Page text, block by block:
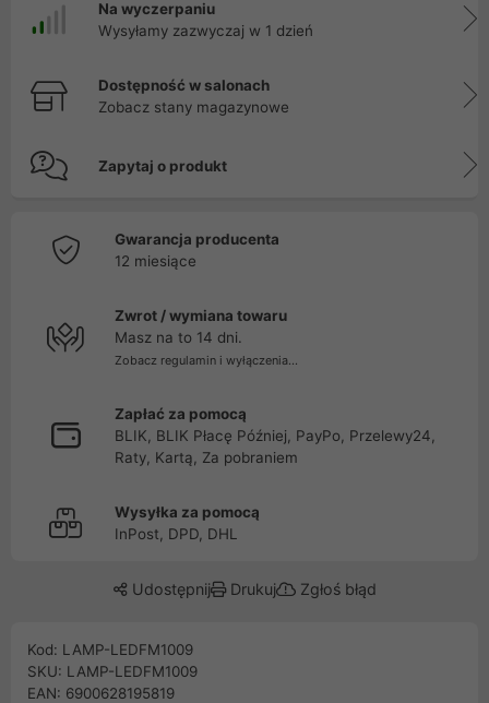
Na wyczerpaniu
Wysyłamy zazwyczaj w 1 dzień
Dostępność w salonach
Zobacz stany magazynowe
Zapytaj o produkt
Gwarancja producenta
12 miesiące
Zwrot / wymiana towaru
Masz na to 14 dni.
Zobacz regulamin i wyłączenia...
Zapłać za pomocą
BLIK, BLIK Płacę Później, PayPo, Przelewy24,
Raty, Kartą, Za pobraniem
Wysyłka za pomocą
InPost, DPD, DHL
Udostępnij Drukuj Zgłoś błąd
Kod: LAMP-LEDFM1009
SKU: LAMP-LEDFM1009
EAN: 6900628195819